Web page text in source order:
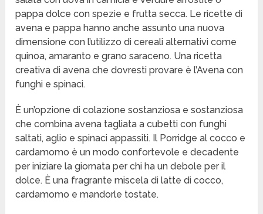
pappa dolce con spezie e frutta secca. Le ricette di
avena e pappa hanno anche assunto una nuova
dimensione con l’utilizzo di cereali alternativi come
quinoa, amaranto e grano saraceno. Una ricetta
creativa di avena che dovresti provare è l’Avena con
funghi e spinaci.
È un’opzione di colazione sostanziosa e sostanziosa
che combina avena tagliata a cubetti con funghi
saltati, aglio e spinaci appassiti. Il Porridge al cocco e
cardamomo è un modo confortevole e decadente
per iniziare la giornata per chi ha un debole per il
dolce. È una fragrante miscela di latte di cocco,
cardamomo e mandorle tostate.